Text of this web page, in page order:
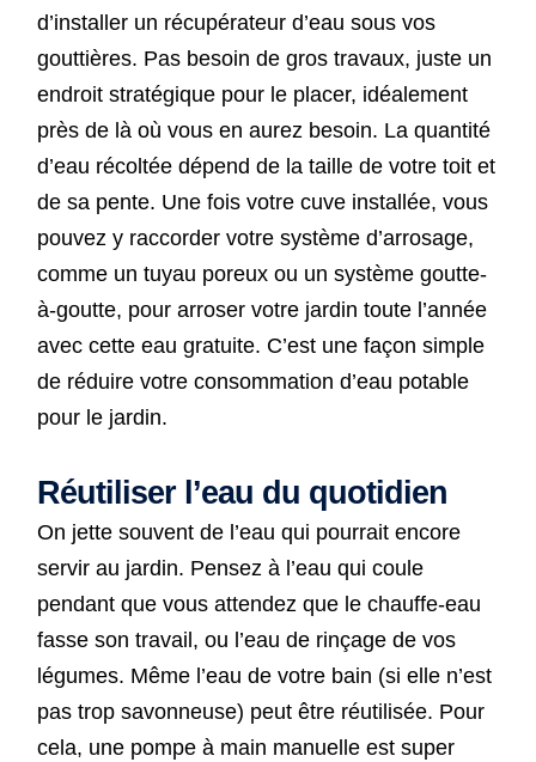
d’installer un récupérateur d’eau sous vos
gouttières. Pas besoin de gros travaux, juste un
endroit stratégique pour le placer, idéalement
près de là où vous en aurez besoin. La quantité
d’eau récoltée dépend de la taille de votre toit et
de sa pente. Une fois votre cuve installée, vous
pouvez y raccorder votre système d’arrosage,
comme un tuyau poreux ou un système goutte-
à-goutte, pour arroser votre jardin toute l’année
avec cette eau gratuite. C’est une façon simple
de réduire votre consommation d’eau potable
pour le jardin.
Réutiliser l’eau du quotidien
On jette souvent de l’eau qui pourrait encore
servir au jardin. Pensez à l’eau qui coule
pendant que vous attendez que le chauffe-eau
fasse son travail, ou l’eau de rinçage de vos
légumes. Même l’eau de votre bain (si elle n’est
pas trop savonneuse) peut être réutilisée. Pour
cela, une pompe à main manuelle est super